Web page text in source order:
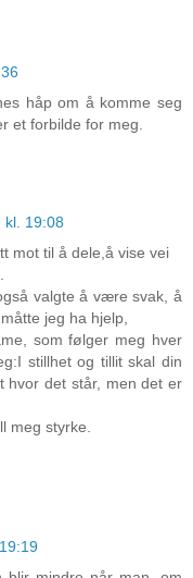
håp om å komme seg
et forbilde for meg.
kl. 19:08
mot til å dele,å vise vei
valgte å være svak, å
jeg ha hjelp,
som følger meg hver
stillhet og tillit skal din
hvor det står, men det er
meg styrke.